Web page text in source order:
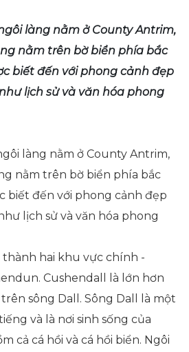
làng nằm ở County Antrim,
nằm trên bờ biển phía bắc
biết đến với phong cảnh đẹp
lịch sử và văn hóa phong
làng nằm ở County Antrim,
nằm trên bờ biển phía bắc
biết đến với phong cảnh đẹp
lịch sử và văn hóa phong
thành hai khu vực chính -
Cushendall là lớn hơn
sông Dall. Sông Dall là một
và là nơi sinh sống của
cả cá hồi và cá hồi biển. Ngôi